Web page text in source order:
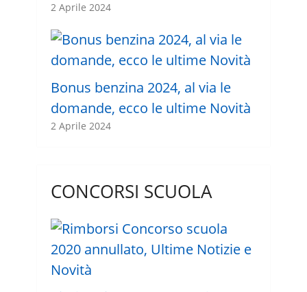
2 Aprile 2024
Bonus benzina 2024, al via le
domande, ecco le ultime Novità
2 Aprile 2024
CONCORSI SCUOLA